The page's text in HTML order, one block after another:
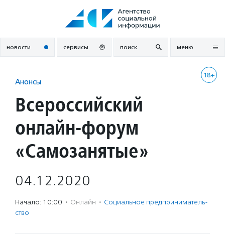
новости сервисы поиск меню
18+
Анонсы
Всероссийский
онлайн-форум
«Самозанятые»
04.12.2020
Начало: 10:00 · Онлайн · Социальное предпри­нима­тель­
ство